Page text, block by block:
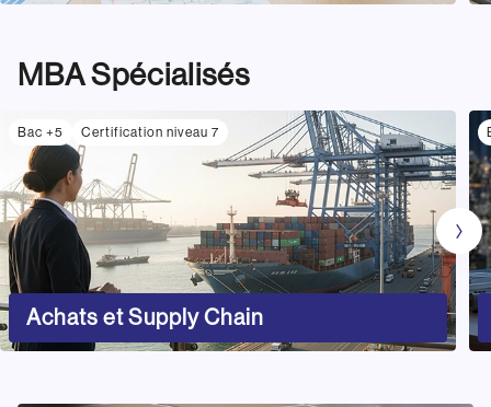
MBA Spécialisés
Achats et Supply Chain
Bac +5 Certification niveau 7